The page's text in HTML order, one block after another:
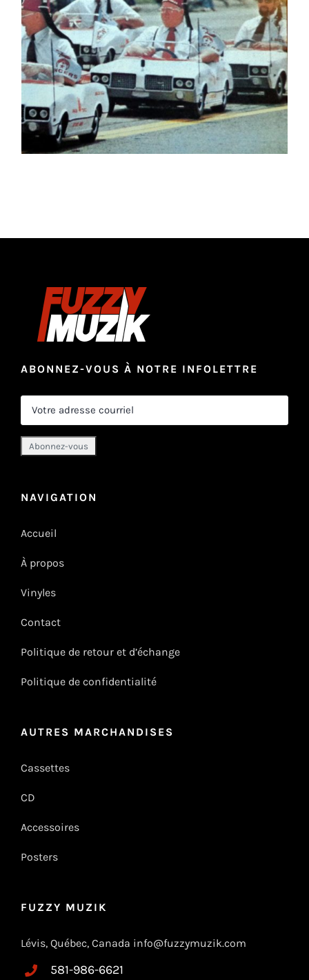
ABONNEZ-VOUS À NOTRE INFOLETTRE
NAVIGATION
Accueil
À propos
Vinyles
Contact
Politique de retour et d’échange
Politique de confidentialité
AUTRES MARCHANDISES
Cassettes
CD
Accessoires
Posters
FUZZY MUZIK
Lévis, Québec, Canada info@fuzzymuzik.com
581-986-6621